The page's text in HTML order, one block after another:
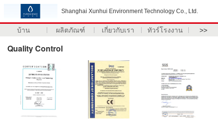
Shanghai Xunhui Environment Technology Co., Ltd.
บ้าน ผลิตภัณฑ์ เกี่ยวกับเรา ทัวร์โรงงาน >>
Quality Control